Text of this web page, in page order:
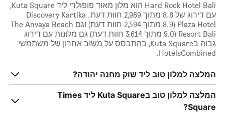
Hard Rock Hotel Bali הוא מלון מאוד פופולרי ליד Kuta Square,
עם דירוג של 8.8 מתוך 2,969 חוות דעת. Discovery Kartika
Plaza Hotel (8.9 מתוך 2,594 חוות דעת) וגם The Anvaya Beach
Resort Bali (9.0 מתוך 3,614 חוות דעת) גם מלונות עם דירוג
גבוה בKuta Square, בהתבסס על משוב אחרון של משתמשי
HotelsCombined.
המלצה למלון טוב ליד שוק מחנה יהודה?
המלצה למלון טוב בKuta Square ליד Times
Square?